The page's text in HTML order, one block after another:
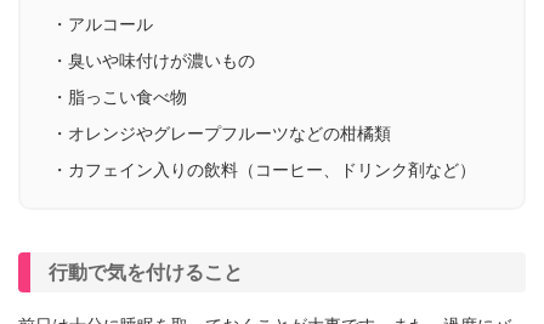
・アルコール
・臭いや味付けが濃いもの
・脂っこい食べ物
・オレンジやグレープフルーツなどの柑橘類
・カフェイン入りの飲料（コーヒー、ドリンク剤など）
行動で気を付けること